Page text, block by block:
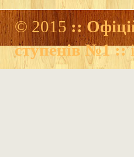
© 2015::
ступенів №1 ::